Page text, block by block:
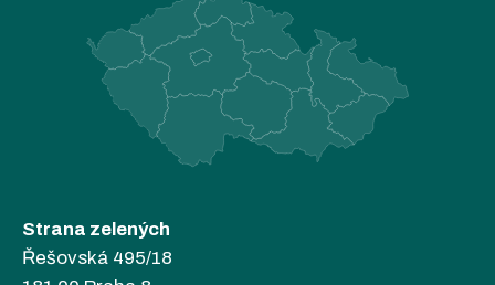
Strana zelených
Řešovská 495/18